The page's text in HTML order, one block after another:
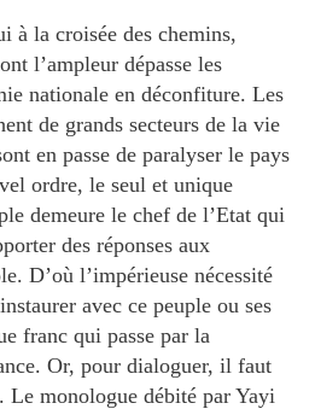
à la croisée des chemins,
l’ampleur dépasse les
nationale en déconfiture. Les
de grands secteurs de la vie
en passe de paralyser le pays
ordre, le seul et unique
demeure le chef de l’Etat qui
des réponses aux
D’où l’impérieuse nécessité
avec ce peuple ou ses
franc qui passe par la
Or, pour dialoguer, il faut
Le monologue débité par Yayi